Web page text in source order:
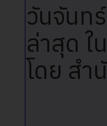
วันจันท
ล่าสุด
โดย สำ